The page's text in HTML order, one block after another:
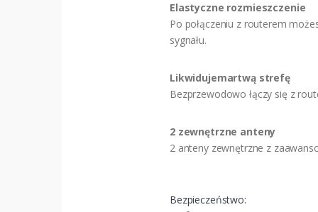
Elastyczne rozmieszczenie
Po połączeniu z routerem
sygnału.
Likwidujemartwą strefę
Bezprzewodowo łączy się z
2 zewnętrzne anteny
2 anteny zewnętrzne z
Bezpieczeństwo: